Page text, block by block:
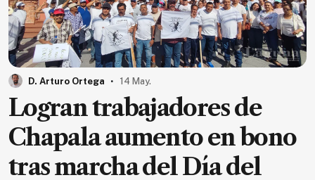
D. Arturo Ortega . 14 May.
Logran trabajadores de
Chapala aumento en bono
tras marcha del Día del